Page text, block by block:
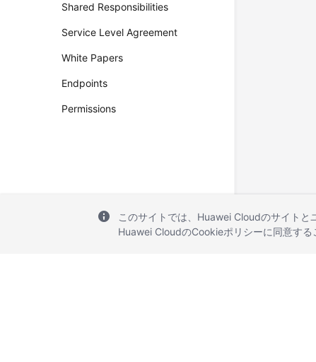
Shared Responsibilities
Service Level Agreement
White Papers
Endpoints
Permissions
このサイトでは、Huawei Cloudのサイトと
Huawei CloudのCookieポリシーに同意する